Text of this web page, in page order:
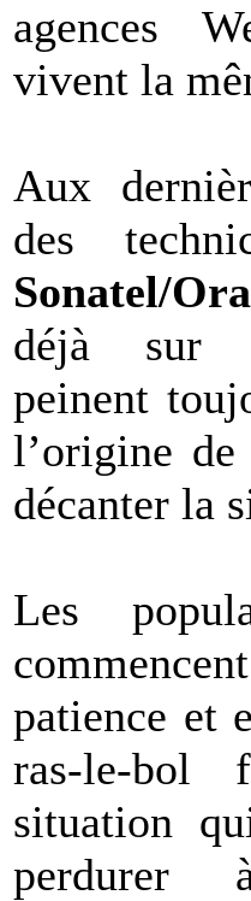
agences
vivent la
Aux
des
Sonatel/
déjà sur
peinent
l’origine
décanter la
Les
patience et
ras-le-bol
situation
perdurer